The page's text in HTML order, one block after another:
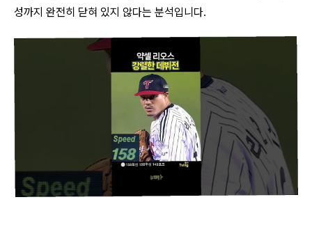
성까지 완전히 닫혀 있지 않다는 분석입니다.